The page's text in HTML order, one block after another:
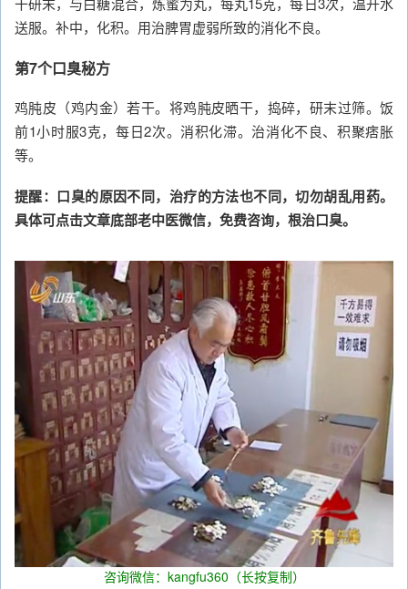
送服。补中，化积。用治脾胃虚弱所致的消化不良。
第7个口臭秘方
鸡肫皮（鸡内金）若干。将鸡肫皮晒干，捣碎，研末过筛。饭
前1小时服3克，每日2次。消积化滞。治消化不良、积聚痞胀
等。
提醒：口臭的原因不同，治疗的方法也不同，切勿胡乱用药。
具体可点击文章底部老中医微信，免费咨询，根治口臭。
咨询微信：kangfu360（长按复制）